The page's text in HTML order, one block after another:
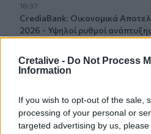
Cretalive - Do Not Process
Information
If you wish to opt-out of the sale,
processing of your personal or
targeted advertising by us,
18:37
CrediaBank: Οικονομικά
2026 - Υψηλοί ρυθμοί
18:32
ΙΤΕ